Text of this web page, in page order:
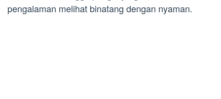
pengalaman melihat binatang dengan nyaman.